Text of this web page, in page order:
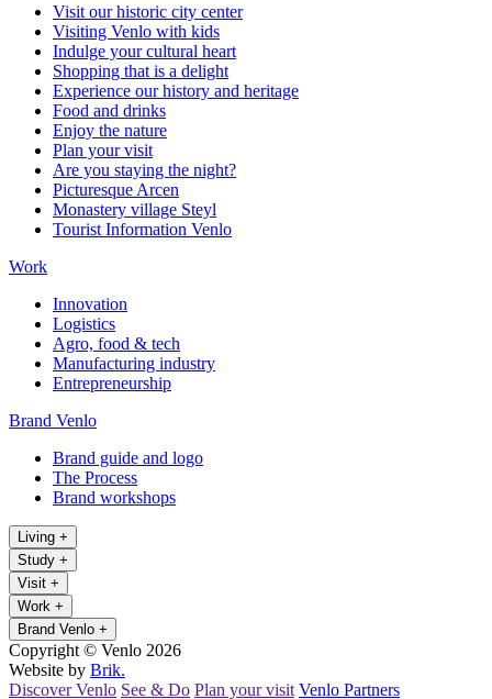
Visit our historic city center
Visiting Venlo with kids
Indulge your cultural heart
Shopping that is a delight
Experience our history and heritage
Food and drinks
Enjoy the nature
Plan your visit
Are you staying the night?
Picturesque Arcen
Monastery village Steyl
Tourist Information Venlo
Work
Innovation
Logistics
Agro, food & tech
Manufacturing industry
Entrepreneurship
Brand Venlo
Brand guide and logo
The Process
Brand workshops
Living +
Study +
Visit +
Work +
Brand Venlo +
Copyright © Venlo 2026
Website by Brik.
Discover Venlo See & Do Plan your visit Venlo Partners